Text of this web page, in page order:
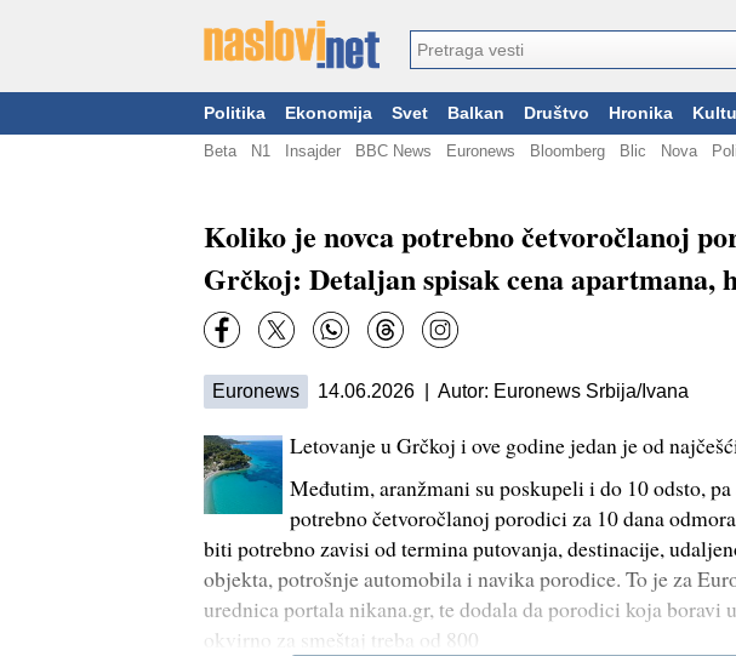
Politika Ekonomija Svet Balkan Društvo Hronika
Beta N1 Insajder BBC News Euronews Bloomberg Blic Nova
Koliko je novca potrebno četvoročlanoj
Grčkoj: Detaljan spisak cena apartmana,
Euronews 14.06.2026 | Autor: Euronews Srbija/Ivana
Letovanje u Grčkoj i ove godine jedan je od
Međutim, aranžmani su poskupeli i do 10 odsto,
potrebno četvoročlanoj porodici za 10 dana
biti potrebno zavisi od termina putovanja, destinacije,
objekta, potrošnje automobila i navika porodice. To je za
urednica portala nikana.gr, te dodala da porodici koja boravi
okvirno za smeštaj treba od 800